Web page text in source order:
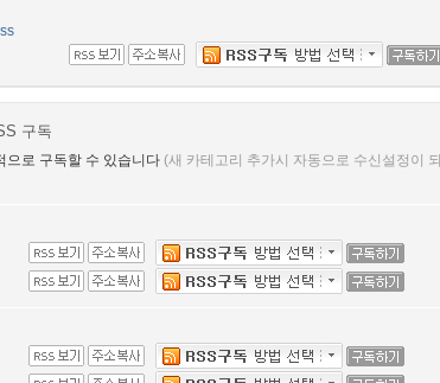
구독
으로 구독할 수 있습니다 (새 카테고리 추가시 자동으로 수신설정이 되